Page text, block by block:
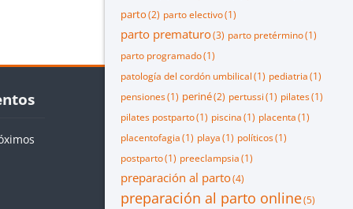
parto(2) parto electivo(1)
parto prematuro(3) parto pretérmino(1)
parto programado(1)
patología del cordón umbilical(1) pediatria(1)
pensiones(1) periné(2) pertussi(1) pilates(1)
pilates postparto(1) piscina(1) placenta(1)
placentofagia(1) playa(1) políticos(1)
postparto(1) preeclampsia(1)
preparación al parto(4)
preparación al parto online(5)